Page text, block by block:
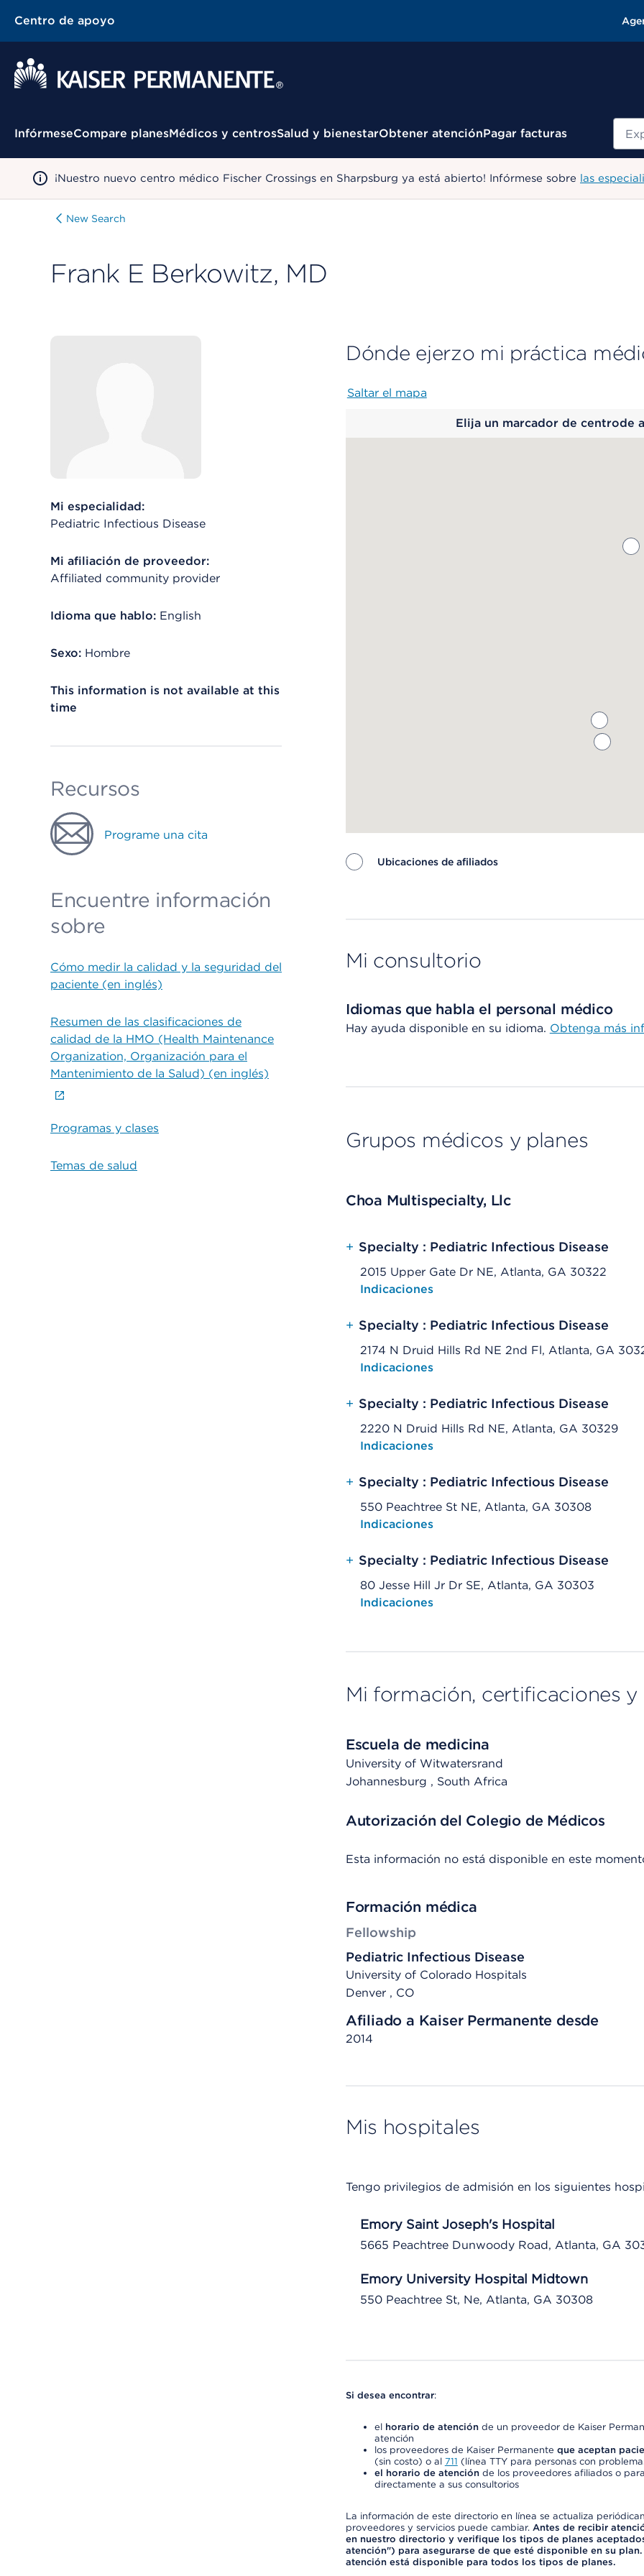
Centro de apoyo
Menú contextual
InfórmeseCompare planesMédicos y centrosSalud y bienestarObtener atenciónPagar facturas
¡Nuestro nuevo centro médico Fischer Crossings en Sharpsburg ya está abierto! Infórmese sobre las
New Search
Frank E Berkowitz, MD
Mi especialidad:
Pediatric Infectious Disease
Mi afiliación de proveedor:
Affiliated community provider
Idioma que hablo: English
Sexo: Hombre
This information is not available at this
time
Recursos
Programe una cita
Encuentre información
sobre
Cómo medir la calidad y la seguridad del
paciente (en inglés)
Resumen de las clasificaciones de
calidad de la HMO (Health Maintenance
Organization, Organización para el
Mantenimiento de la Salud) (en inglés)
Programas y clases
Temas de salud
Dónde ejerzo mi práctica
Saltar el mapa
Elija un marcador de centrode
Ubicaciones de afiliados
Mi consultorio
Idiomas que habla el personal médico
Hay ayuda disponible en su idioma. Obtenga más
Grupos médicos y planes
Choa Multispecialty, Llc
+ Specialty : Pediatric Infectious Disease
2015 Upper Gate Dr NE, Atlanta, GA 30322
Opens native map application on mobile devices
Indicaciones
+ Specialty : Pediatric Infectious Disease
2174 N Druid Hills Rd NE 2nd Fl, Atlanta, GA
Opens native map application on mobile devices
Indicaciones
+ Specialty : Pediatric Infectious Disease
2220 N Druid Hills Rd NE, Atlanta, GA 30329
Opens native map application on mobile devices
Indicaciones
+ Specialty : Pediatric Infectious Disease
550 Peachtree St NE, Atlanta, GA 30308
Opens native map application on mobile devices
Indicaciones
+ Specialty : Pediatric Infectious Disease
80 Jesse Hill Jr Dr SE, Atlanta, GA 30303
Opens native map application on mobile devices
Indicaciones
Mi formación, certificaciones
Escuela de medicina
University of Witwatersrand
Johannesburg , South Africa
Autorización del Colegio de Médicos
Esta información no está disponible en este
Formación médica
Fellowship
Pediatric Infectious Disease
University of Colorado Hospitals
Denver , CO
Afiliado a Kaiser Permanente desde
2014
Mis hospitales
Tengo privilegios de admisión en los siguientes
Emory Saint Joseph's Hospital
5665 Peachtree Dunwoody Road, Atlanta, GA
Emory University Hospital Midtown
550 Peachtree St, Ne, Atlanta, GA 30308
Si desea encontrar:
el horario de atenciónde un proveedor de Kaiser
atención
los proveedores de Kaiser Permanente que aceptan
(sin costo) o al 711 (línea TTY para personas con
el horario de atenciónde los proveedores afiliados o
directamente a sus consultorios
La información de este directorio en línea se actualiza
proveedores y servicios puede cambiar. Antes de recibir
en nuestro directorio y verifique los tipos de planes
atención") para asegurarse de que esté disponible en su
atención está disponible para todos los tipos de planes.